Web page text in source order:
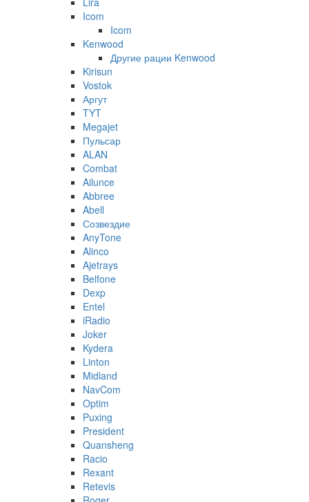
Icom
Icom
Kenwood
Другие рации Kenwood
Kirisun
Vostok
Аргут
TYT
Megajet
Пульсар
ALAN
Combat
Ailunce
Abbree
Abell
Созвездие
AnyTone
Alinco
Ajetrays
Belfone
Dexp
Entel
iRadio
Joker
Kydera
Linton
Midland
NavCom
Optim
Puxing
President
Quansheng
Racio
Rexant
Retevis